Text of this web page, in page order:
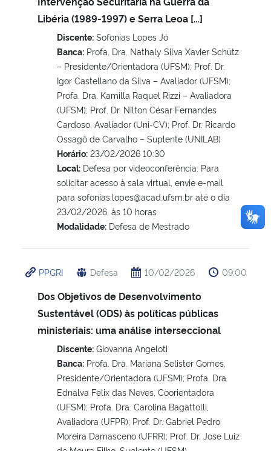
Libéria (1989-1997) e Serra Leoa […]
Discente: Sofonias Lopes Jó
Banca: Profa. Dra. Nathaly Silva Xavier Schütz
– Presidente/Orientadora (UFSM); Prof. Dr.
Igor Castellano da Silva – Avaliador (UFSM);
Profa. Dra. Kamilla Raquel Rizzi – Avaliadora
(UFSM); Prof. Dr. Nilton César Fernandes
Cardoso, Avaliador (Uni-CV); Prof. Dr. Ricardo
Ossagô de Carvalho – Suplente (UNILAB)
Horário: 23/02/2026 10:30
Local: Defesa por videoconferência: Para
solicitar acesso à sala virtual, envie e-mail
para sofonias.lopes@acad.ufsm.br até o dia
23/02/2026, às 10 horas
Modalidade: Defesa de Mestrado
PPGRI Defesa 10/02/2026 09:00
Dos Objetivos de Desenvolvimento
Sustentável (ODS) às políticas públicas
ministeriais: uma análise interseccional
Discente: Giovanna Angeloti
Banca: Profa. Dra. Mariana Selister Gomes,
Presidente/Orientadora (UFSM); Profa. Dra.
Ednalva Felix das Neves, Coorientadora
(UFSM); Profa. Dra. Carolina Bagattolli,
Avaliadora (UFPR); Prof. Dr. Gabriel Pedro
Moreira Damasceno (UFRR); Prof. Dr. Jose Luiz